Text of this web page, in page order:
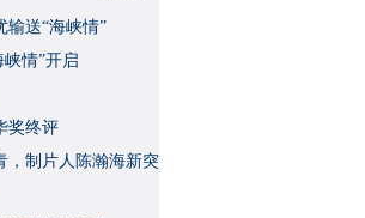
输送“海峡情”
情”开启
奖终评
，制片人陈瀚海新突